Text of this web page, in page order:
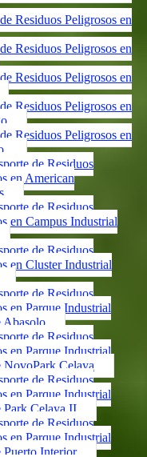
Residuos Peligrosos en
Residuos Peligrosos en
Residuos Peligrosos en
Residuos Peligrosos en
Residuos Peligrosos en
de Residuos
en American
de Residuos
en Campus Industrial
de Residuos
en Cluster Industrial
de Residuos
en Parque Industrial
Abasolo
de Residuos
en Parque Industrial
NovoPark Celaya
de Residuos
en Parque Industrial
Park Celaya II
de Residuos
en Parque Industrial
Puerto Interior